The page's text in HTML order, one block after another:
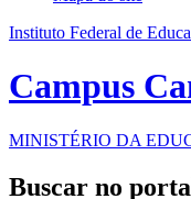
Instituto Federal de
Campus
MINISTÉRIO DA
Buscar no